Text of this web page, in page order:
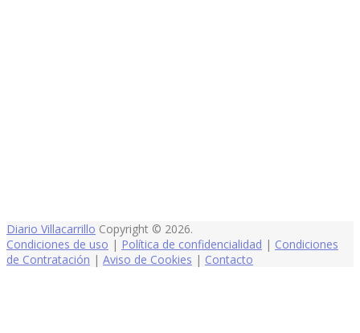
Diario Villacarrillo Copyright © 2026.
Condiciones de uso | Política de confidencialidad | Condiciones
de Contratación | Aviso de Cookies | Contacto